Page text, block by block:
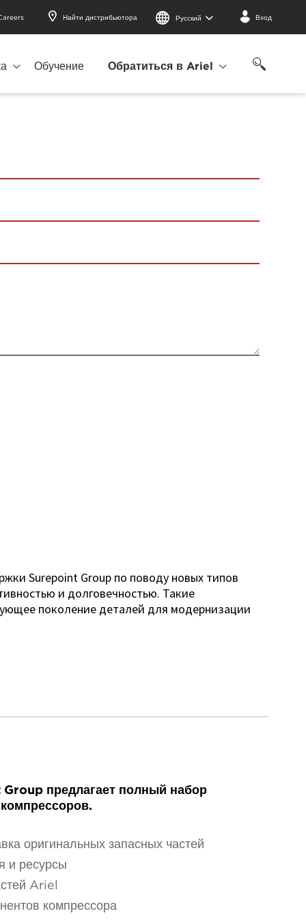
Найти дистрибьютора Русский Вход
Обучение Обратиться в Ariel
Surepoint Group по поводу новых типов
и долговечностью. Такие
поколение деталей для модернизации
предлагает полный набор
оригинальных запасных частей
и ресурсы
Ariel
компрессора